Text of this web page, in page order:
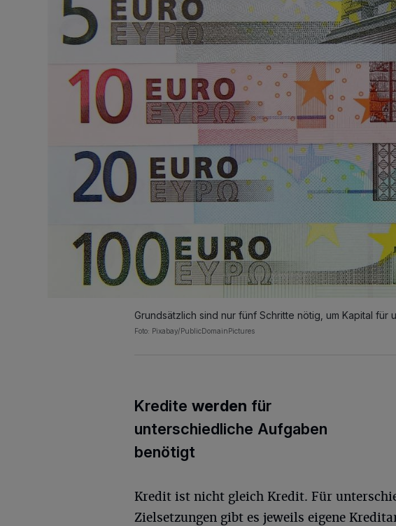
Grundsätzlich sind nur fünf Schritte nötig, um Kapital
Foto: Pixabay/PublicDomainPictures
Kredite werden für
unterschiedliche Aufgaben
benötigt
Kredit ist nicht gleich Kredit. Für
Zielsetzungen gibt es jeweils eigene